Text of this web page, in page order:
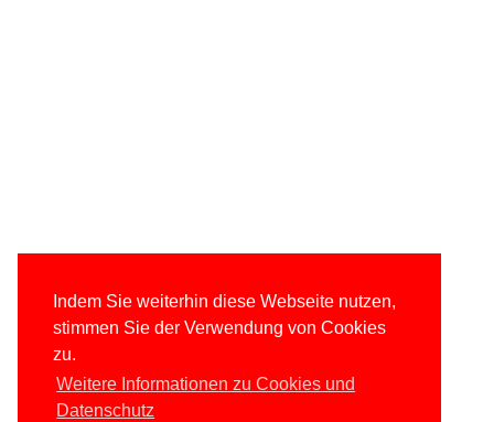
Indem Sie weiterhin diese Webseite nutzen,
stimmen Sie der Verwendung von Cookies
zu.
Weitere Informationen zu Cookies und
Datenschutz